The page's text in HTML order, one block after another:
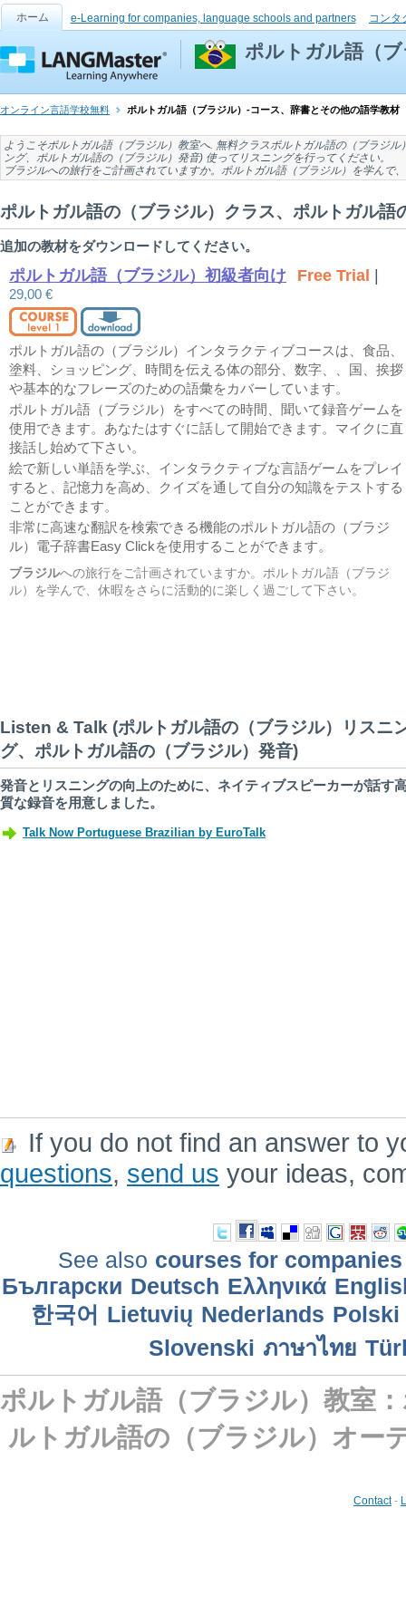
ホーム e-Learning for companies, language schools and partners コンタ
ポルトガル語（
オンライン言語学校無料 ポルトガル語（ブラジル）-コース、辞書とその他の語学教材
ようこそポルトガル語（ブラジル）教室へ. 無料クラスポルトガル語の（ブラジル
ング、 ポルトガル語の（ブラジル）発音) 使ってリスニングを行ってください。
ブラジルへの旅行をご計画されていますか。ポルトガル語（ブラジル）を学んで
ポルトガル語の（ブラジル）クラス、ポルトガル語
追加の教材をダウンロードしてください。
ポルトガル語（ブラジル）初級者向け Free Trial
29,00 €
ポルトガル語の（ブラジル）インタラクティブコースは、食品、
塗料、ショッピング、時間を伝える体の部分、数字、、国、挨拶
や基本的なフレーズのための語彙をカバーしています。
ポルトガル語（ブラジル）をすべての時間、聞いて録音ゲームを
使用できます。あなたはすぐに話して開始できます。マイクに直
接話し始めて下さい。
絵で新しい単語を学ぶ、インタラクティブな言語ゲームをプレイ
すると、記憶力を高め、クイズを通して自分の知識をテストする
ことができます。
非常に高速な翻訳を検索できる機能のポルトガル語の（ブラジ
ル）電子辞書Easy Clickを使用することができます。
ブラジルへの旅行をご計画されていますか。ポルトガル語（ブラジ
ル）を学んで、休暇をさらに活動的に楽しく過ごして下さい。
Listen & Talk (ポルトガル語の（ブラジル）リスニ
グ、ポルトガル語の（ブラジル）発音)
発音とリスニングの向上のために、ネイティブスピーカーが話す
質な録音を用意しました。
If you do not find an answer to
questions, send us your ideas,
See also courses for companies
Български Deutsch Ελληνικά
한국어 Lietuvių Nederlands Polski
Slovenski ภาษาไทย
ポルトガル語（ブラジル）教室
ルトガル語の（ブラジル）オー
Contact-